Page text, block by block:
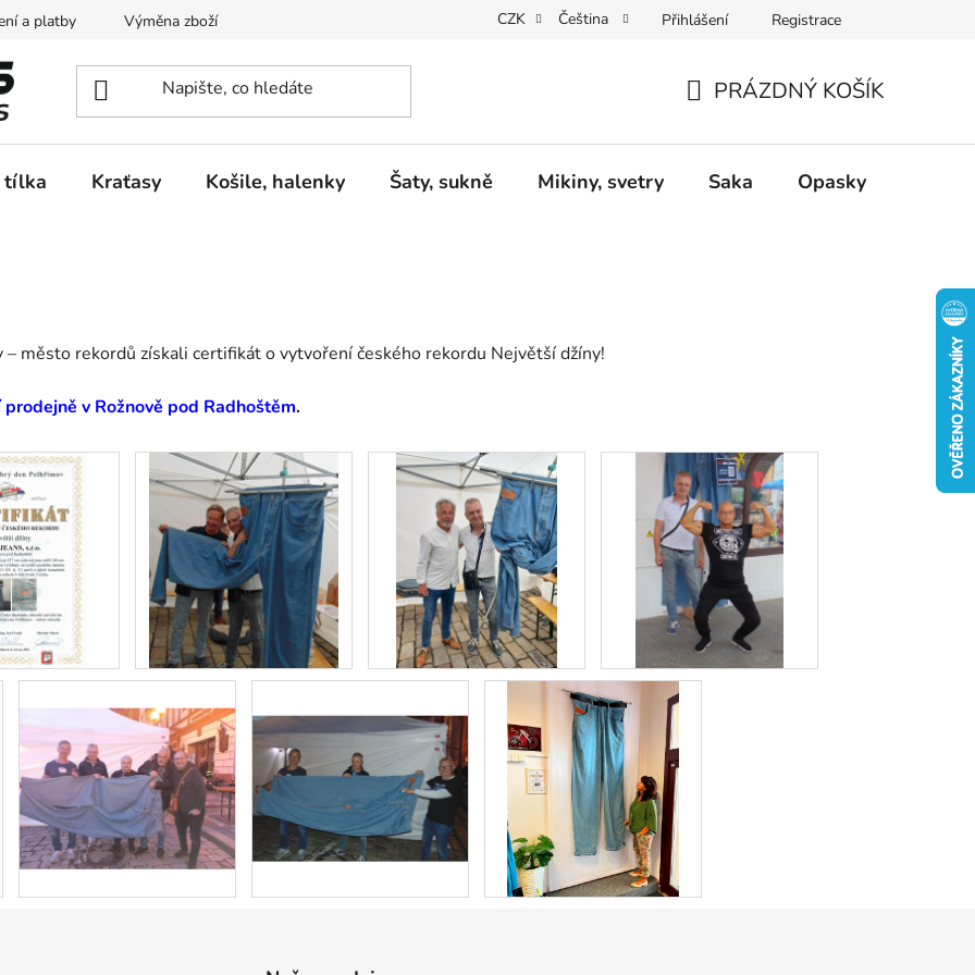
a platby Výměna zboží Dárkové poukazy Dostupnost Obchodní podmínky
CZK Čeština Přihlášení Registrace
KOŠÍK
PRÁZDNÝ KOŠÍK
tílka Kraťasy Košile, halenky Šaty, sukně Mikiny, svetry Saka Opasky
město rekordů získali certifikát o vytvoření českého rekordu Největší džíny!
prodejně v Rožnově pod Radhoštěm.